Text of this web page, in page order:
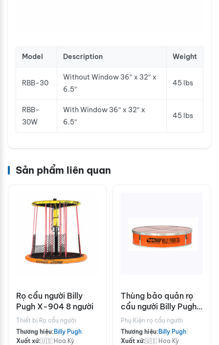
Model Description Weight
RBB-30
Without Window 36″ x 32″ x
6.5″
45 lbs
RBB-
30W
With Window 36″ x 32″ x
6.5″
45 lbs
Sản phẩm liên quan
Rọ cẩu người Billy
Pugh X-904 8 người
Thiết bị Rọ cẩu người
Thương hiệu: Billy Pugh
Xuất xứ:🇺🇸 Hoa Kỳ
Thùng bảo quản rọ
cẩu người Billy Pugh
X-904 4 người
Phụ Kiện rọ cẩu người
Thương hiệu: Billy Pugh
Xuất xứ:🇺🇸 Hoa Kỳ